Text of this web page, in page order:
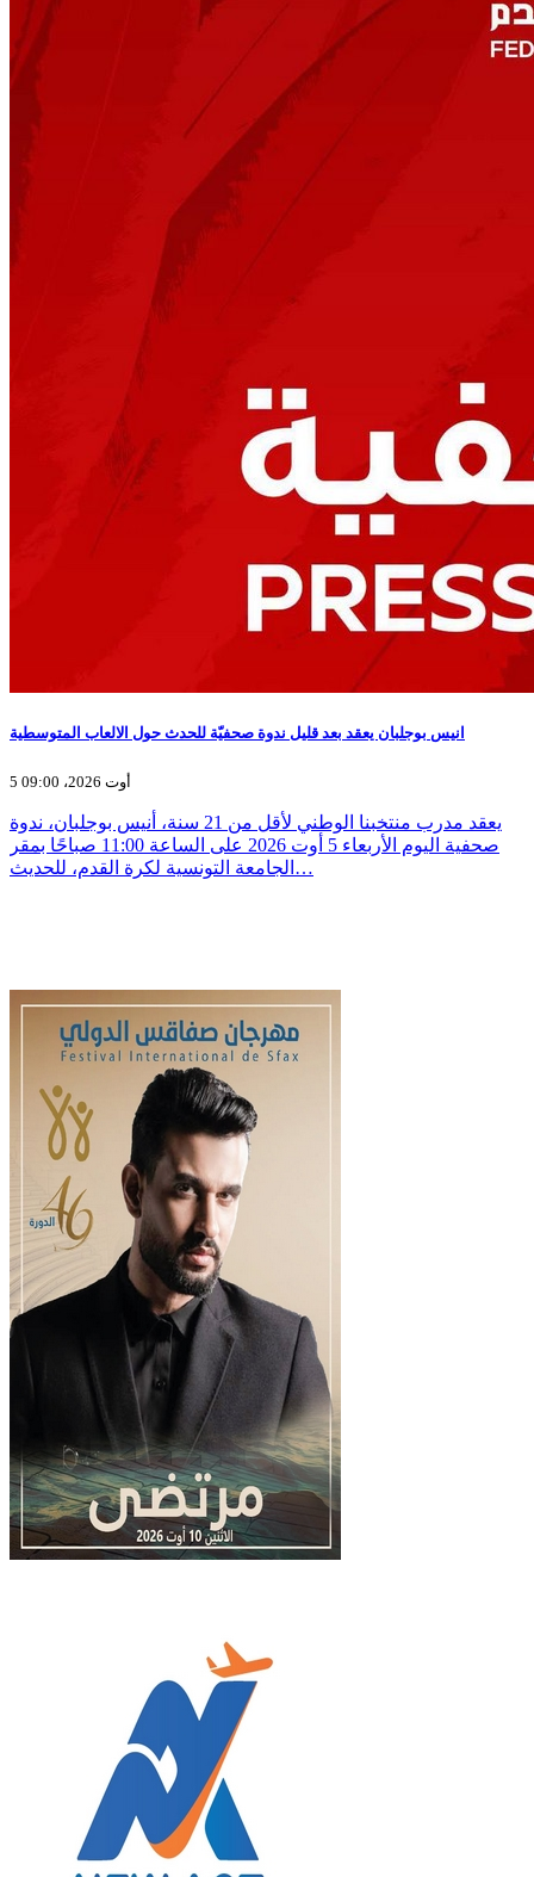
انيس بوجلبان يعقد بعد قليل ندوة صحفيّة للحدث حول الالعاب المتوسطية
5 أوت 2026، 09:00
يعقد مدرب منتخبنا الوطني لأقل من 21 سنة، أنيس بوجلبان، ندوة
صحفية اليوم الأربعاء 5 أوت 2026 على الساعة 11:00 صباحًا بمقر
الجامعة التونسية لكرة القدم، للحديث…